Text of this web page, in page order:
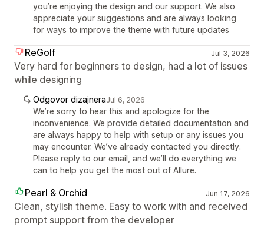
you’re enjoying the design and our support. We also
appreciate your suggestions and are always looking
for ways to improve the theme with future updates
ReGolf Jul 3, 2026
Very hard for beginners to design, had a lot of issues
while designing
Odgovor dizajneraJul 6, 2026
We’re sorry to hear this and apologize for the
inconvenience. We provide detailed documentation and
are always happy to help with setup or any issues you
may encounter. We’ve already contacted you directly.
Please reply to our email, and we’ll do everything we
can to help you get the most out of Allure.
Pearl & Orchid Jun 17, 2026
Clean, stylish theme. Easy to work with and received
prompt support from the developer